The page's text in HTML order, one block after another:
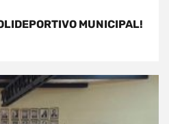
MUNICIPAL!